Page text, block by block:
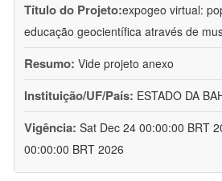
Título do Projeto:expogeo virtual:
educação geocientífica através de
Resumo: Vide projeto anexo
Instituição/UF/País: ESTADO DA
Vigência: Sat Dec 24 00:00:00 BRT
00:00:00 BRT 2026